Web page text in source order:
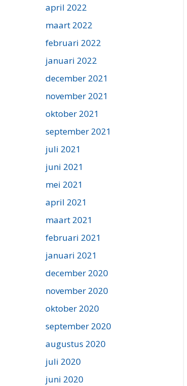
april 2022
maart 2022
februari 2022
januari 2022
december 2021
november 2021
oktober 2021
september 2021
juli 2021
juni 2021
mei 2021
april 2021
maart 2021
februari 2021
januari 2021
december 2020
november 2020
oktober 2020
september 2020
augustus 2020
juli 2020
juni 2020